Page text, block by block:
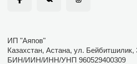
ИП "Аяпов"
Казахстан, Астана, ул. Бейбитшилик,
БИН/ИИН/ИНН/УНП 960529400309